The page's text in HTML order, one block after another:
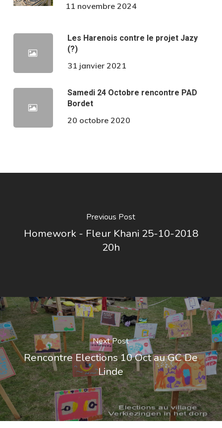
11 novembre 2024
Les Harenois contre le projet Jazy
(?)
31 janvier 2021
Samedi 24 Octobre rencontre PAD
Bordet
20 octobre 2020
Previous Post
Homework - Fleur Khani 25-10-2018
20h
Next Post
Rencontre Elections 10 Oct au GC De
Linde